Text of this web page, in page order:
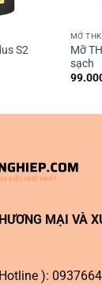
S2
MỠ THK
Mỡ
sạch
MẠI VÀ
):